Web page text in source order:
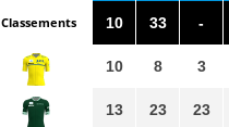
Classements 10
10
13
33
8
23
-
3
23